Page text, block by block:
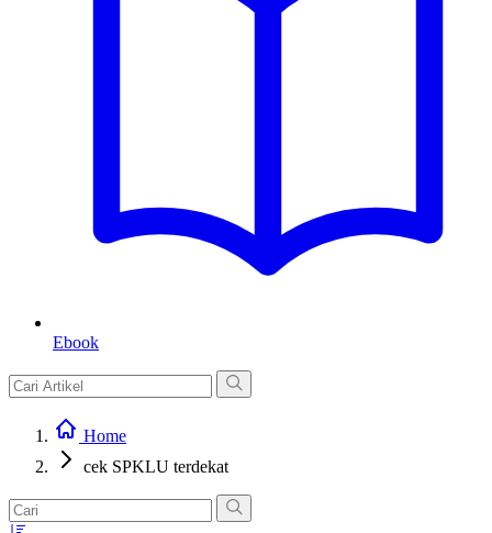
Ebook
Home
cek SPKLU terdekat